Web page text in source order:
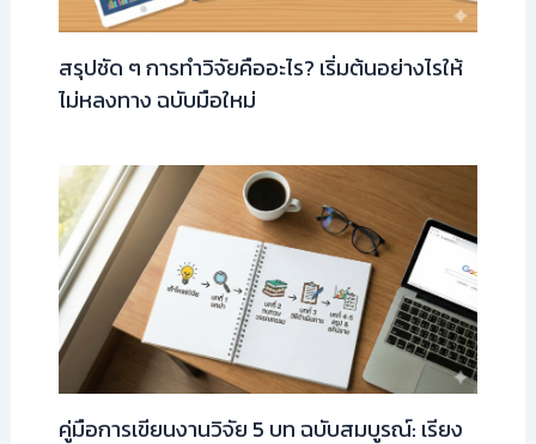
สรุปชัด ๆ การทำวิจัยคืออะไร? เริ่มต้นอย่างไรให้
ไม่หลงทาง ฉบับมือใหม่
คู่มือการเขียนงานวิจัย 5 บท ฉบับสมบูรณ์: เรียง